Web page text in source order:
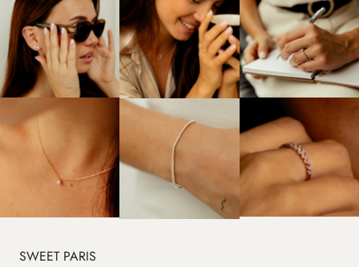
SWEET PARIS